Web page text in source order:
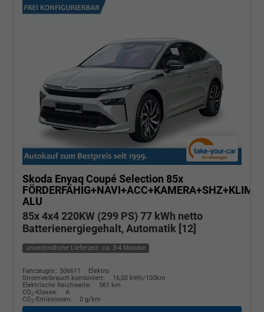
Skoda Enyaq CoupéSelection 85x
ALU
85x 4x4 220KW (299 PS) 77 kWh netto
Batterienergiegehalt, Automatik [12]
unverbindliche Lieferzeit: ca. 3-4 Monate
Fahrzeugnr.: 506611
Elektro
Stromverbrauch kombiniert:
16,00 kWh/100km
Elektrische Reichweite:
561 km
CO2-Klasse:
A
CO2-Emissionen: 0 g/km